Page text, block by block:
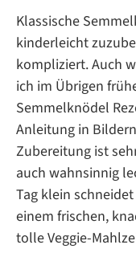
Klassische
kinderleicht
kompliziert. Auch
ich im Übrigen
Semmelknödel
Anleitung in
Zubereitung ist
auch wahnsinnig
Tag klein
einem frischen,
tolle Veggie-